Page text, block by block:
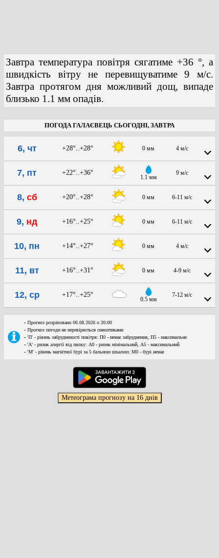
Завтра температура повітря сягатиме +36 °, а
швидкість вітру не перевищуватиме 9 м/с.
Завтра протягом дня можливий дощ, випаде
близько 1.1 мм опадів.
ПОГОДА ГАЛАЄВЕЦЬ СЬОГОДНІ, ЗАВТРА
6, чт +28°..+28° 0 мм 4 м/с
7, пт +22°..+36°
1.1 мм
9 м/с
8, сб +20°..+28° 0 мм 6-11 м/с
9, нд +16°..+25° 0 мм 6-11 м/с
10, пн +14°..+27° 0 мм 4 м/с
11, вт +16°..+31° 0 мм 4-9 м/с
12, ср +17°..+25°
0.5 мм
7-12 м/с
- Прогноз розраховано 06.08.2026 о 20:00
- Прогноз погоди не перевіряється синоптиками
- 'П' - рівень забрудненості повітря: П0 - немає забруднення, П5 - максимальне
- 'А' - ризик алергії від пилку: А0 - ризик мінімальний, А5 - максимальний
- 'М' - рівень магнітної бурі за 5 бальною шкалою: M0 - бурі немає